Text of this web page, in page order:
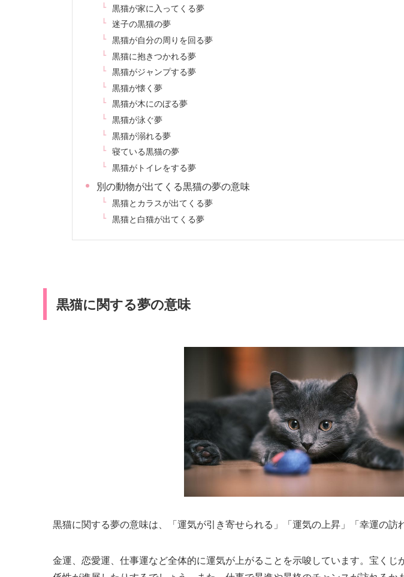
黒猫が家に入ってくる夢
迷子の黒猫の夢
黒猫が自分の周りを回る夢
黒猫に抱きつかれる夢
黒猫がジャンプする夢
黒猫が懐く夢
黒猫が木にのぼる夢
黒猫が泳ぐ夢
黒猫が溺れる夢
寝ている黒猫の夢
黒猫がトイレをする夢
別の動物が出てくる黒猫の夢の意味
黒猫とカラスが出てくる夢
黒猫と白猫が出てくる夢
黒猫に関する夢の意味
黒猫に関する夢の意味は、「運気が引き寄せられる」「運気の上昇」「幸運の訪
金運、恋愛運、仕事運など全体的に運気が上がることを示唆しています。宝くじ